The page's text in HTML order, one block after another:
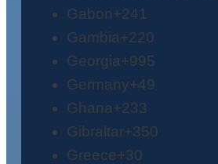
Gabon+241
Gambia+220
Georgia+995
Germany+49
Ghana+233
Gibraltar+350
Greece+30